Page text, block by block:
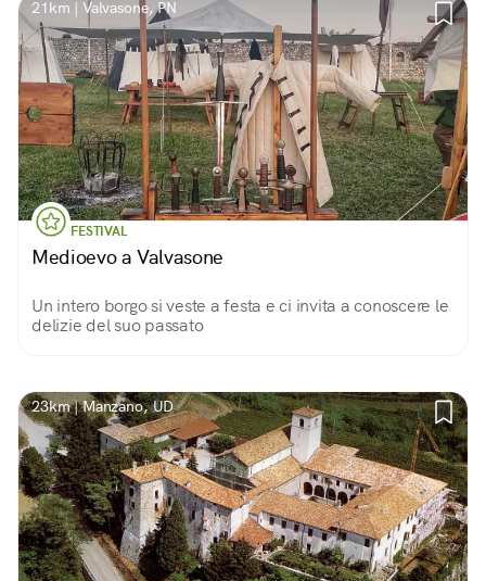
21km | Valvasone, PN
FESTIVAL
Medioevo a Valvasone
Un intero borgo si veste a festa e ci invita a conoscere le
delizie del suo passato
23km | Manzano, UD